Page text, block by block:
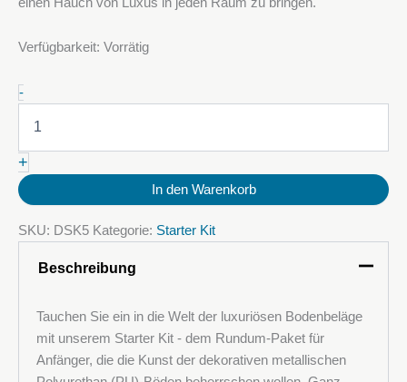
Verfügbarkeit: Vorrätig
-Starter
Kit
Menge
+
In den Warenkorb
SKU: DSK5 Kategorie: Starter Kit
Beschreibung
Tauchen Sie ein in die Welt der luxuriösen Bodenbeläge
mit unserem Starter Kit - dem Rundum-Paket für
Anfänger, die die Kunst der dekorativen metallischen